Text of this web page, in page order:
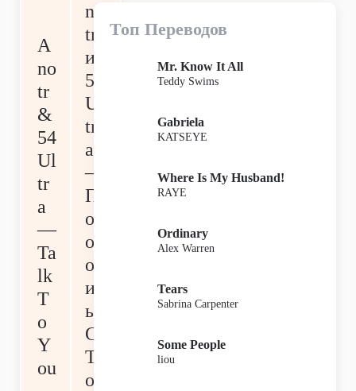
A
no
tr
&
54
Ul
tr
a
—
Ta
lk
T
o
Y
ou
no
tr
и
54
Ul
tr
a
—
П
ог
ов
ор
ит
ь
С
Т
об
Топ Переводов
Mr. Know It All
Teddy Swims
Gabriela
KATSEYE
Where Is My Husband!
RAYE
Ordinary
Alex Warren
Tears
Sabrina Carpenter
Some People
liou